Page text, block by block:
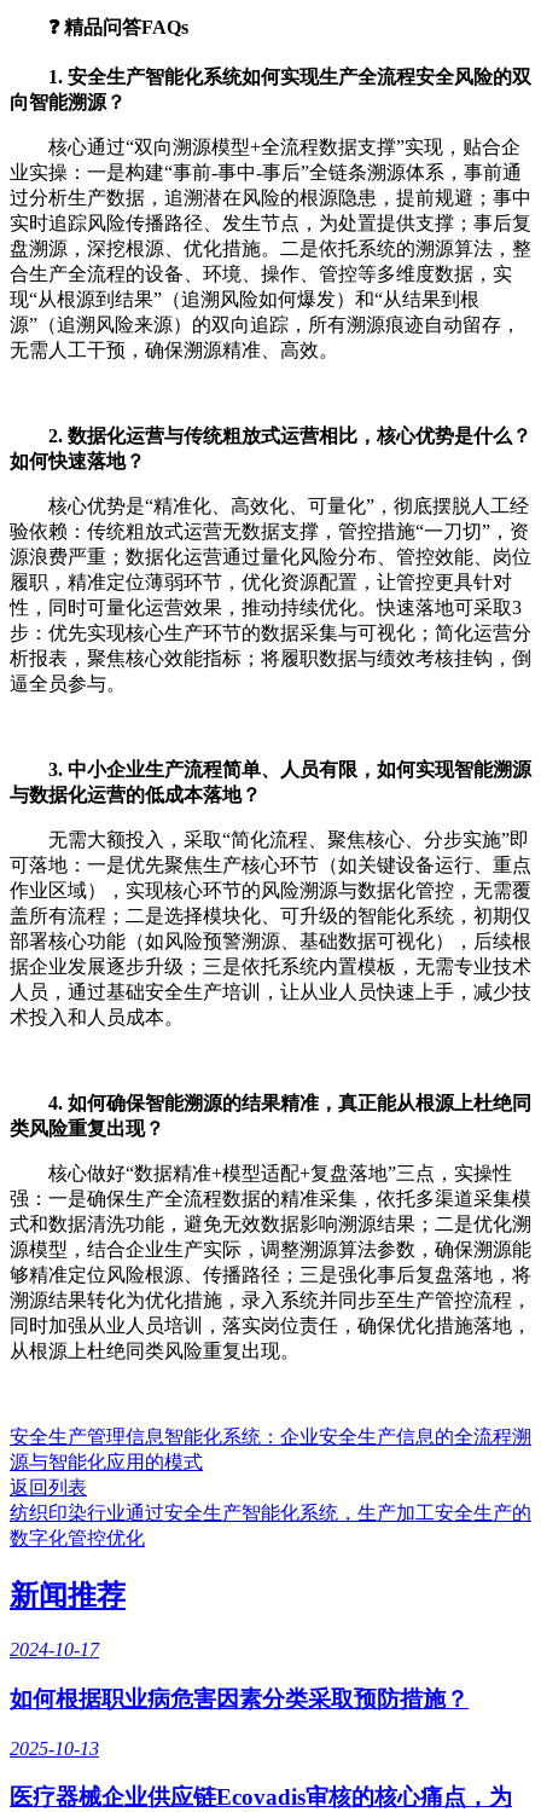
❓ 精品问答FAQs
1. 安全生产智能化系统如何实现生产全流程安全风险的双
向智能溯源？
核心通过“双向溯源模型+全流程数据支撑”实现，贴合企
业实操：一是构建“事前-事中-事后”全链条溯源体系，事前通
过分析生产数据，追溯潜在风险的根源隐患，提前规避；事中
实时追踪风险传播路径、发生节点，为处置提供支撑；事后复
盘溯源，深挖根源、优化措施。二是依托系统的溯源算法，整
合生产全流程的设备、环境、操作、管控等多维度数据，实
现“从根源到结果”（追溯风险如何爆发）和“从结果到根
源”（追溯风险来源）的双向追踪，所有溯源痕迹自动留存，
无需人工干预，确保溯源精准、高效。
2. 数据化运营与传统粗放式运营相比，核心优势是什么？
如何快速落地？
核心优势是“精准化、高效化、可量化”，彻底摆脱人工经
验依赖：传统粗放式运营无数据支撑，管控措施“一刀切”，资
源浪费严重；数据化运营通过量化风险分布、管控效能、岗位
履职，精准定位薄弱环节，优化资源配置，让管控更具针对
性，同时可量化运营效果，推动持续优化。快速落地可采取3
步：优先实现核心生产环节的数据采集与可视化；简化运营分
析报表，聚焦核心效能指标；将履职数据与绩效考核挂钩，倒
逼全员参与。
3. 中小企业生产流程简单、人员有限，如何实现智能溯源
与数据化运营的低成本落地？
无需大额投入，采取“简化流程、聚焦核心、分步实施”即
可落地：一是优先聚焦生产核心环节（如关键设备运行、重点
作业区域），实现核心环节的风险溯源与数据化管控，无需覆
盖所有流程；二是选择模块化、可升级的智能化系统，初期仅
部署核心功能（如风险预警溯源、基础数据可视化），后续根
据企业发展逐步升级；三是依托系统内置模板，无需专业技术
人员，通过基础安全生产培训，让从业人员快速上手，减少技
术投入和人员成本。
4. 如何确保智能溯源的结果精准，真正能从根源上杜绝同
类风险重复出现？
核心做好“数据精准+模型适配+复盘落地”三点，实操性
强：一是确保生产全流程数据的精准采集，依托多渠道采集模
式和数据清洗功能，避免无效数据影响溯源结果；二是优化溯
源模型，结合企业生产实际，调整溯源算法参数，确保溯源能
够精准定位风险根源、传播路径；三是强化事后复盘落地，将
溯源结果转化为优化措施，录入系统并同步至生产管控流程，
同时加强从业人员培训，落实岗位责任，确保优化措施落地，
从根源上杜绝同类风险重复出现。
安全生产管理信息智能化系统：企业安全生产信息的全流程溯
源与智能化应用的模式
返回列表
纺织印染行业通过安全生产智能化系统，生产加工安全生产的
数字化管控优化
新闻推荐
2024-10-17
如何根据职业病危害因素分类采取预防措施？
2025-10-13
医疗器械企业供应链Ecovadis审核的核心痛点，为